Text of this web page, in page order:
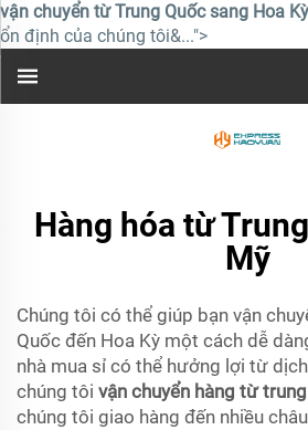
vận chuyển từ Trung Quốc sang Hoa Kỳ
ổn định của chúng tôi&...">
Hàng hóa từ
Mỹ
Chúng tôi có thể giúp bạn vận
Quốc đến Hoa Kỳ một cách dễ
nhà mua sỉ có thể hưởng lợi từ
chúng tôi vận chuyển hàng từ
chúng tôi giao hàng đến nhiều